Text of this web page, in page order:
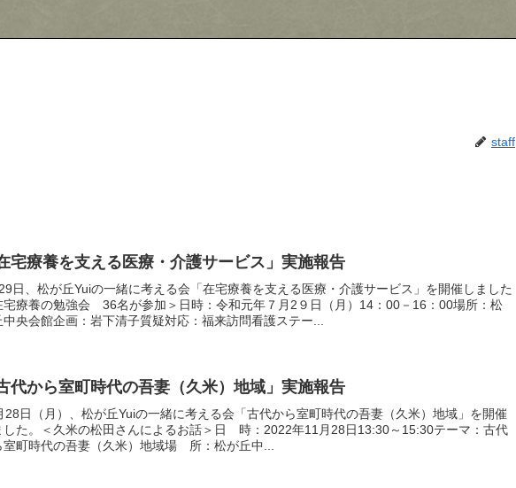
staff
在宅療養を支える医療・介護サービス」実施報告
日、松が丘Yuiの一緒に考える会「在宅療養を支える医療・介護サービス」を開催しました
宅療養の勉強会 36名が参加＞日時：令和元年７月2９日（月）14：00－16：00場所：松
中央会館企画：岩下清子質疑対応：福来訪問看護ステー...
古代から室町時代の吾妻（久米）地域」実施報告
28日（月）、松が丘Yuiの一緒に考える会「古代から室町時代の吾妻（久米）地域」を開催
した。＜久米の松田さんによるお話＞日 時：2022年11月28日13:30～15:30テーマ：古代
室町時代の吾妻（久米）地域場 所：松が丘中...